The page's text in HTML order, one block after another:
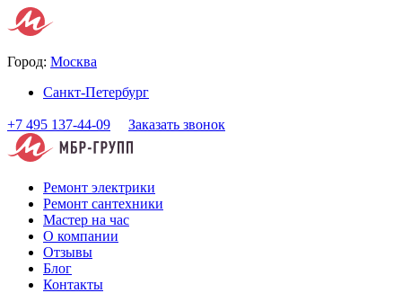
Город: Москва
Санкт-Петербург
+7 495 137-44-09 Заказать звонок
Ремонт электрики
Ремонт сантехники
Мастер на час
О компании
Отзывы
Блог
Контакты